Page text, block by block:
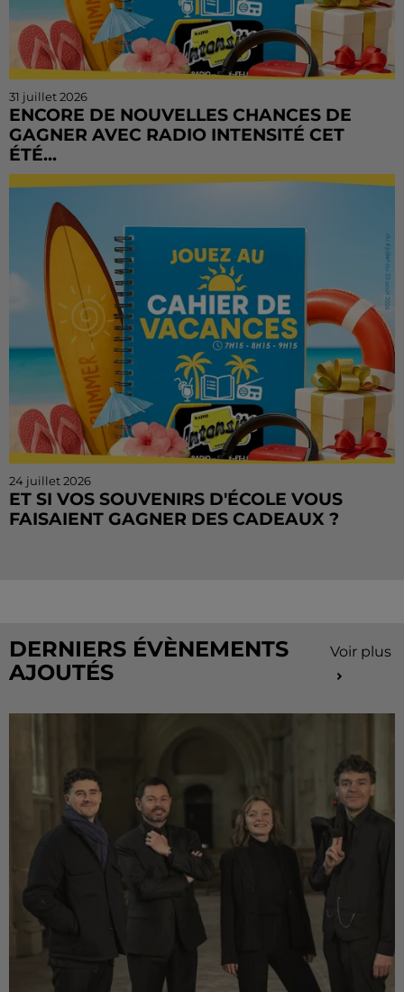
31 juillet 2026
ENCORE DE NOUVELLES CHANCES DE
GAGNER AVEC RADIO INTENSITÉ CET
ÉTÉ...
Vous n'avez pas encore tenté votre chance ? Ou vous
Vacances continue sur Radio Intensité ! Chaque
matin, de...
24 juillet 2026
ET SI VOS SOUVENIRS D'ÉCOLE VOUS
FAISAIENT GAGNER DES CADEAUX ?
DERNIERS ÉVÈNEMENTS
AJOUTÉS
Voir plus